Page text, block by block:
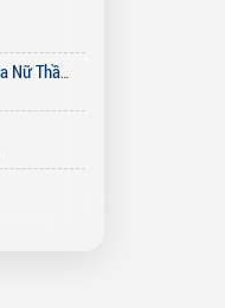
Người Chồng Vô Dụng Của Nữ Thần